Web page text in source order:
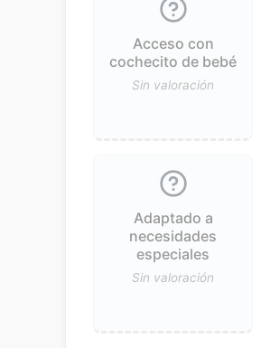
Acceso con
cochecito de bebé
Sin valoración
Adaptado a
necesidades
especiales
Sin valoración